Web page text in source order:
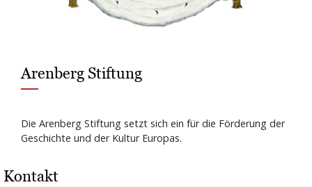
Arenberg Stiftung
Die Arenberg Stiftung setzt sich ein für die Förderung der
Geschichte und der Kultur Europas.
Kontakt